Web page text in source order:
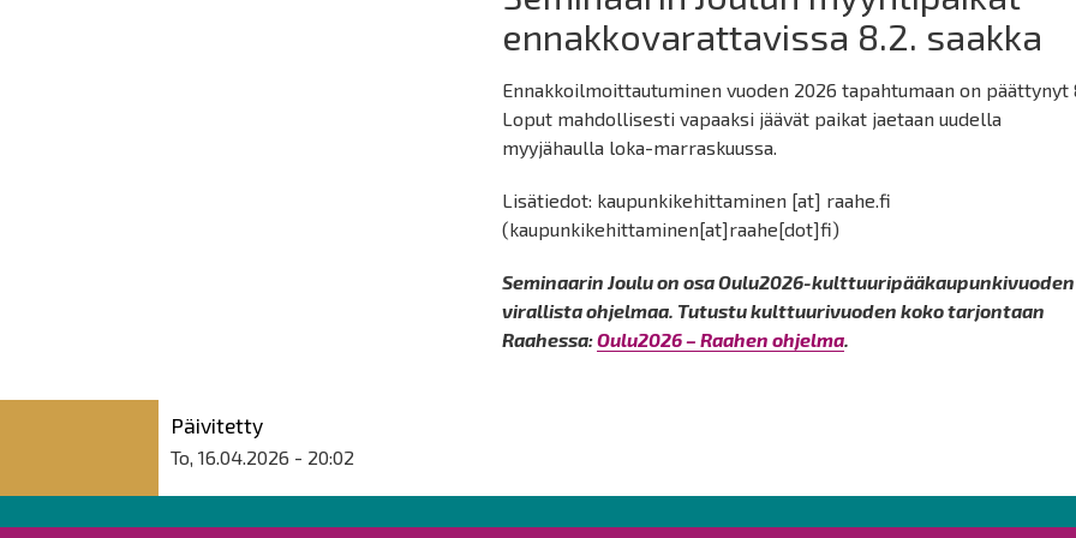
ennakkovarattavissa 8.2. saakka
Ennakkoilmoittautuminen vuoden 2026 tapahtumaan on päättynyt
Loput mahdollisesti vapaaksi jäävät paikat jaetaan uudella
myyjähaulla loka-marraskuussa.
Lisätiedot: kaupunkikehittaminen [at] raahe.fi
(kaupunkikehittaminen[at]raahe[dot]fi)
Seminaarin Joulu on osa Oulu2026-kulttuuripääkaupunkivuoden
virallista ohjelmaa. Tutustu kulttuurivuoden koko tarjontaan
Raahessa:Oulu2026 – Raahen ohjelma.
Päivitetty
To, 16.04.2026 - 20:02